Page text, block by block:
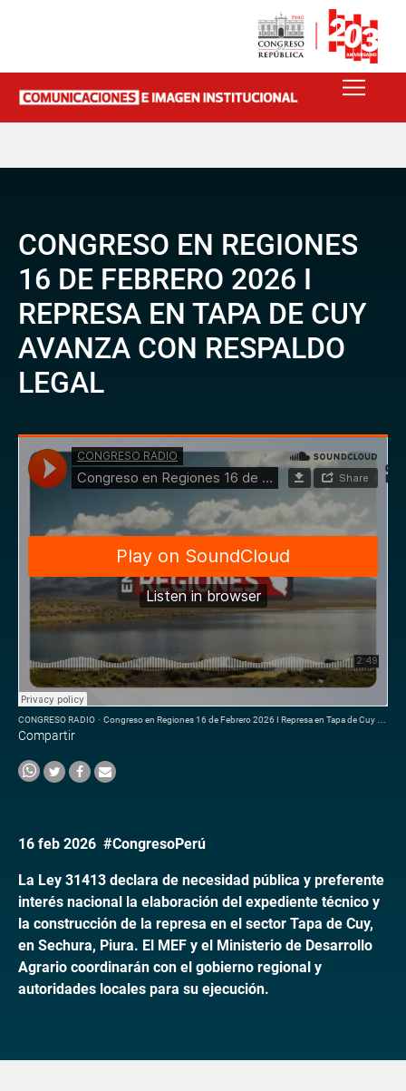
CONGRESO EN REGIONES
16 DE FEBRERO 2026 I
REPRESA EN TAPA DE CUY
AVANZA CON RESPALDO
LEGAL
CONGRESO RADIO · Congreso en Regiones 16 de Febrero 2026 I Represa en Tapa de Cuy avanza con respaldo legal
Compartir
16 feb 2026 #CongresoPerú
La Ley 31413 declara de necesidad pública y preferente
interés nacional la elaboración del expediente técnico y
la construcción de la represa en el sector Tapa de Cuy,
en Sechura, Piura. El MEF y el Ministerio de Desarrollo
Agrario coordinarán con el gobierno regional y
autoridades locales para su ejecución.